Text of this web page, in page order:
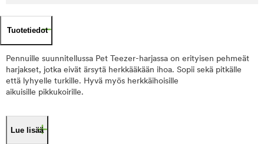
Tuotetiedot
Pennuille suunnitellussa Pet Teezer-harjassa on erityisen pehmeät
harjakset, jotka eivät ärsytä herkkääkään ihoa. Sopii sekä pitkälle
että lyhyelle turkille. Hyvä myös herkkäihoisille
aikuisille pikkukoirille.
Lue lisää